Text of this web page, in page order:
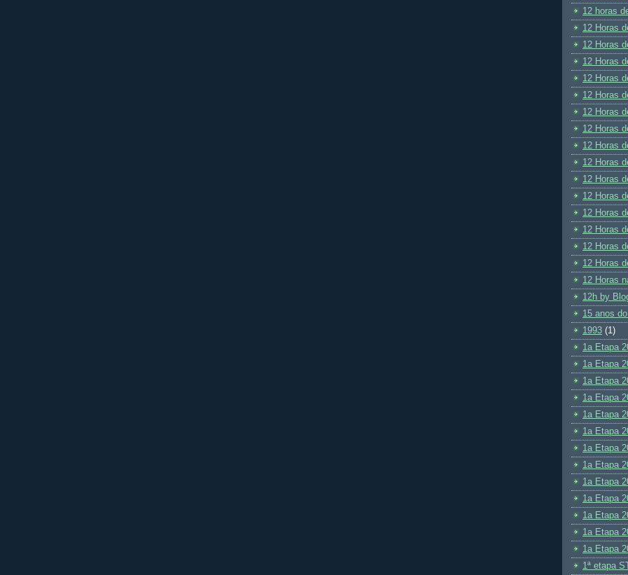
12 horas
12 Horas
12 Horas
12 Horas
12 Horas
12 Horas
12 Horas
12 Horas
12 Horas
12 Horas
12 Horas
12 Horas
12 Horas
12 Horas
12 Horas
12 Horas
12 Horas
12h by
15 anos
1993 (1)
1a Etapa
1a Etapa
1a Etapa
1a Etapa
1a Etapa
1a Etapa
1a Etapa
1a Etapa
1a Etapa
1a Etapa
1a Etapa
1a Etapa
1a Etapa
1ª etapa